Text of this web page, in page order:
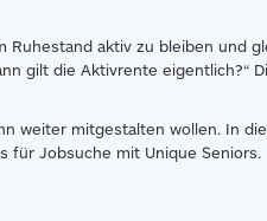
aktiv zu bleiben und
gilt die Aktivrente eigentlich?“
weiter mitgestalten wollen. In
für Jobsuche mit Unique Seniors.